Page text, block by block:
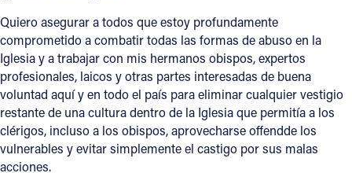
Quiero asegurar a todos que estoy profundamente
comprometido a combatir todas las formas de abuso en la
Iglesia y a trabajar con mis hermanos obispos, expertos
profesionales, laicos y otras partes interesadas de buena
voluntad aquí y en todo el país para eliminar cualquier vestigio
restante de una cultura dentro de la Iglesia que permitía a los
clérigos, incluso a los obispos, aprovecharse offendde los
vulnerables y evitar simplemente el castigo por sus malas
acciones.